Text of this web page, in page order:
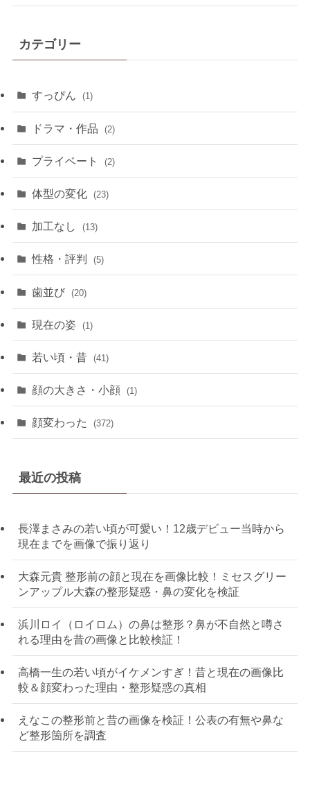
カテゴリー
すっぴん (1)
ドラマ・作品 (2)
プライベート (2)
体型の変化 (23)
加工なし (13)
性格・評判 (5)
歯並び (20)
現在の姿 (1)
若い頃・昔 (41)
顔の大きさ・小顔 (1)
顔変わった (372)
最近の投稿
長澤まさみの若い頃が可愛い！12歳デビュー当時から
現在までを画像で振り返り
大森元貴 整形前の顔と現在を画像比較！ミセスグリー
ンアップル大森の整形疑惑・鼻の変化を検証
浜川ロイ（ロイロム）の鼻は整形？鼻が不自然と噂さ
れる理由を昔の画像と比較検証！
高橋一生の若い頃がイケメンすぎ！昔と現在の画像比
較＆顔変わった理由・整形疑惑の真相
えなこの整形前と昔の画像を検証！公表の有無や鼻な
ど整形箇所を調査